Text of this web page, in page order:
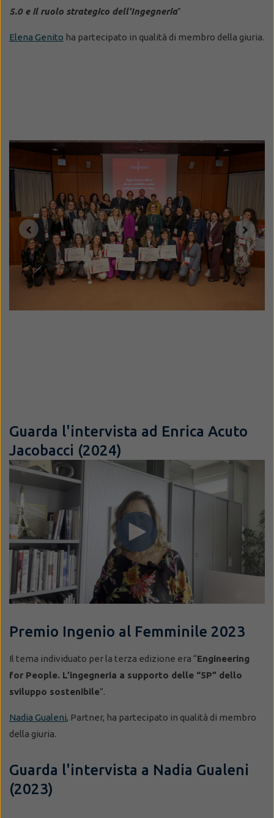
5.0 e il ruolo strategico dell'Ingegneria”
Elena Genito ha partecipato in qualità di membro della giuria.
Guarda l'intervista ad Enrica Acuto
Jacobacci (2024)
Premio Ingenio al Femminile 2023
Il tema individuato per la terza edizione era “Engineering
for People. L’ingegneria a supporto delle “5P” dello
sviluppo sostenibile”.
Nadia Gualeni, Partner, ha partecipato in qualità di membro
della giuria.
Guarda l'intervista a Nadia Gualeni
(2023)